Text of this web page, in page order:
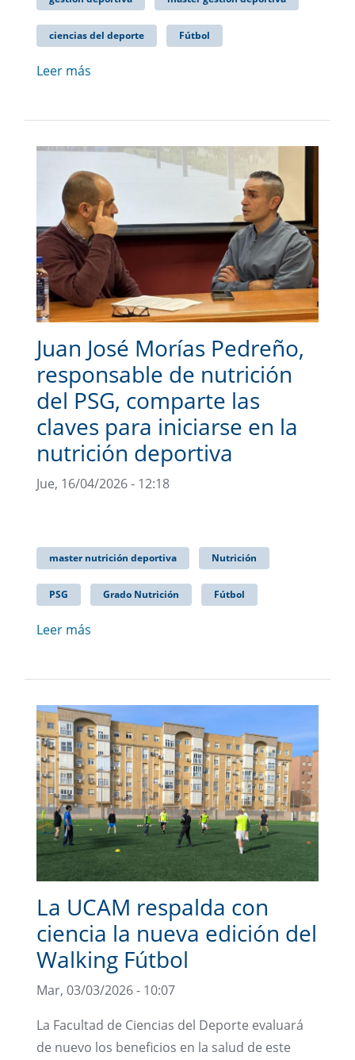
ciencias del deporte Fútbol
Leer más
Juan José Morías Pedreño,
responsable de nutrición
del PSG, comparte las
claves para iniciarse en la
nutrición deportiva
Jue, 16/04/2026 - 12:18
master nutrición deportiva Nutrición
PSG Grado Nutrición Fútbol
Leer más
La UCAM respalda con
ciencia la nueva edición del
Walking Fútbol
Mar, 03/03/2026 - 10:07
La Facultad de Ciencias del Deporte evaluará
de nuevo los beneficios en la salud de este